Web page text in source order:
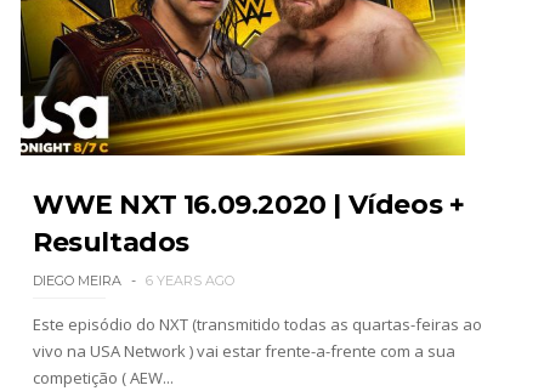
VITÓRIA DRAMÁTICA E ATAQUE DESTRUTIVO NO
RAW: Je'Von Evans supera Ethan Page mas é
abalroado por Big Cass
Unknown-Aug 04 2026
TENSÃO NO RAW: LA Knight confronta Roman
Heavyweight Championship
Unknown-Aug 04 2026
WWE NXT 16.09.2020 | Vídeos +
Resultados
DIEGO MEIRA 6 YEARS AGO
Este episódio do NXT (transmitido todas as quartas-feiras ao
vivo na USA Network ) vai estar frente-a-frente com a sua
competição ( AEW...